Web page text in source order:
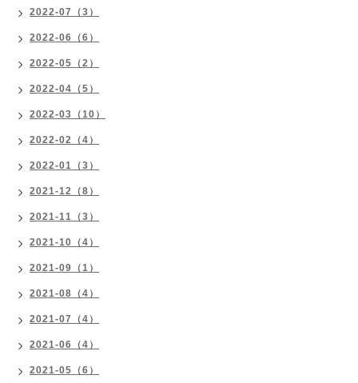
2022-07（3）
2022-06（6）
2022-05（2）
2022-04（5）
2022-03（10）
2022-02（4）
2022-01（3）
2021-12（8）
2021-11（3）
2021-10（4）
2021-09（1）
2021-08（4）
2021-07（4）
2021-06（4）
2021-05（6）